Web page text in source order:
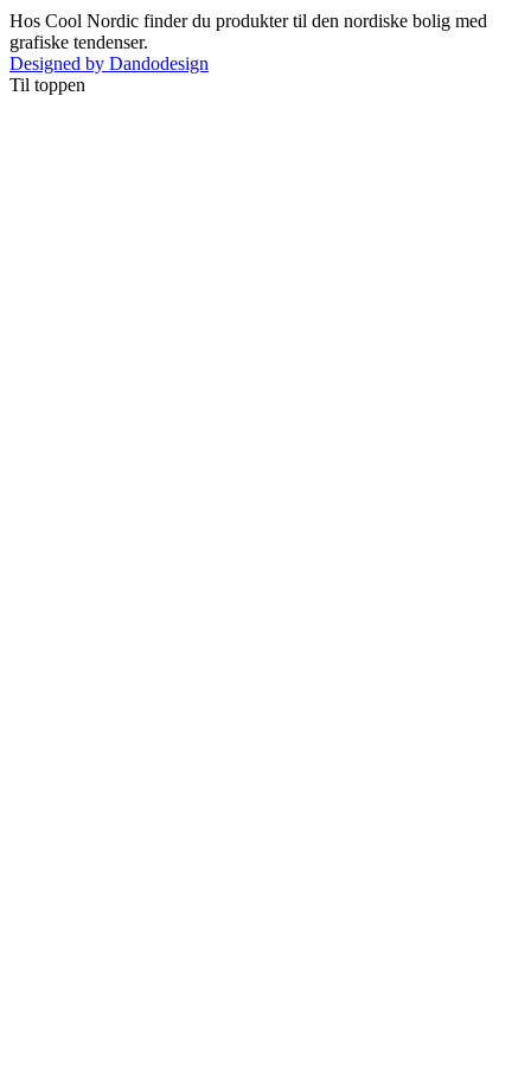
Hos Cool Nordic finder du produkter til den nordiske bolig med
grafiske tendenser.
Designed by Dandodesign
Til toppen